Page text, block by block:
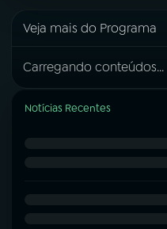
Veja mais do Programa
Carregando conteúdos...
Notícias Recentes